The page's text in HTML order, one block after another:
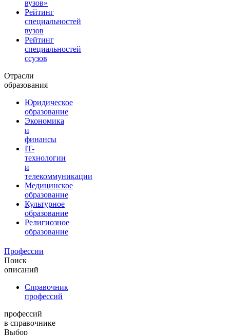
вузов»
Рейтинг
специальностей
вузов
Рейтинг
специальностей
ссузов
Отрасли
образования
Юридическое
образование
Экономика
и
финансы
IT-
технологии
и
телекоммуникации
Медицинское
образование
Культурное
образование
Религиозное
образование
Профессии
Поиск
описаний
Справочник
профессий
профессий
в справочнике
Выбор